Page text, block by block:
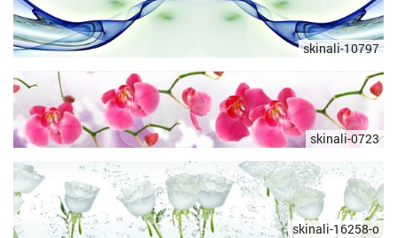
skinali-10797
skinali-0723
skinali-16258-о